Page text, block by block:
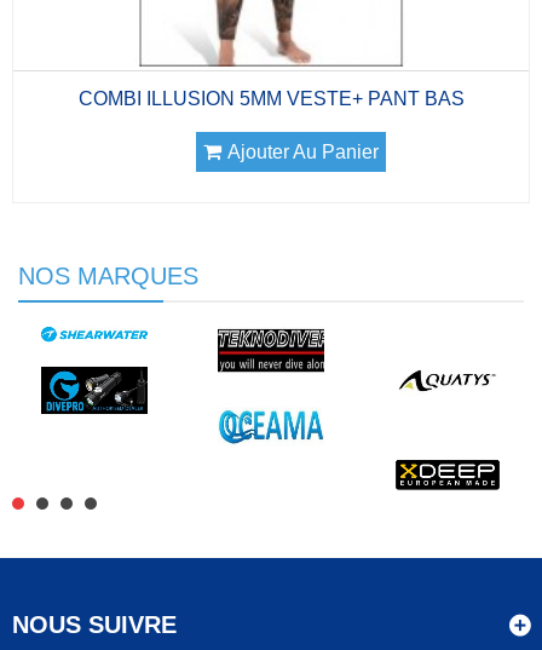
COMBI ILLUSION 5MM VESTE+ PANT BAS
Ajouter Au Panier
NOS MARQUES
NOUS SUIVRE